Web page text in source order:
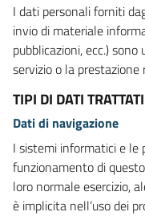
I dati personali forniti
invio di materiale
pubblicazioni, ecc.)
servizio o la prestazione
TIPI DI DATI TRATTATI
Dati di navigazione
I sistemi informatici e le
funzionamento di
loro normale esercizio,
è implicita nell’uso dei